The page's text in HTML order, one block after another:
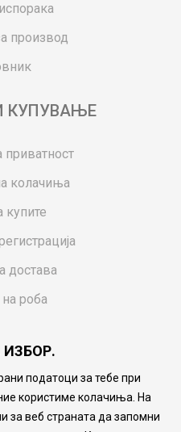
производ
КУПУВАЊЕ
приватност
колачиња
купите
достава
роба
Finder
податоци за тебе при
користиме колачиња. На
за веб страната да запомни